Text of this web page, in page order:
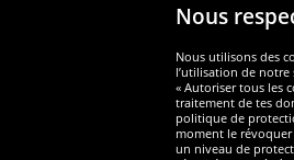
Nous
Nous utilisons des
l’utilisation de
« Autoriser tous les
traitement de tes
politique de
moment le révoquer
un niveau de